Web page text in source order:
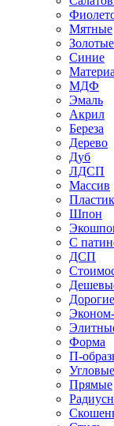
Мятные
Золотые
Синие
МДФ
Эмаль
Акрил
Береза
Дерево
Дуб
ЛДСП
Массив
Пластик
Шпон
С
ДСП
Дорогие
Форма
П-
Угловые
Прямые